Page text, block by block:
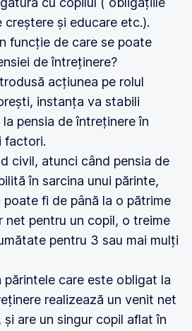
și educare etc.).
funcție de care se poate
de întreținere?
acțiunea pe rolul
instanța va stabili
pensia de întreținere în
factori.
civil, atunci când pensia de
în sarcina unui părinte,
fi de până la o pătrime
net pentru un copil, o treime
pentru 3 sau mai mulți
părintele care este obligat la
realizează un venit net
are un singur copil aflat în